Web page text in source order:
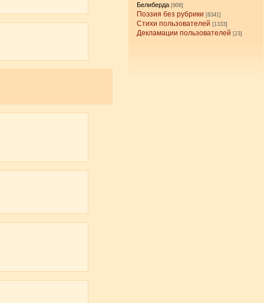
Белиберда [906]
Поэзия без рубрики [8341]
Стихи пользователей [1333]
Декламации пользователей [23]